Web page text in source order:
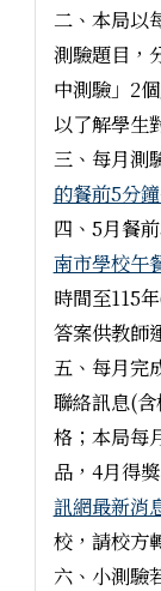
二、本局以
測驗題目，
中測驗」2
以了解學生
三、每月測
的餐前5分
四、5月餐
南市學校午
時間至115
答案供教師
五、每月完
聯絡訊息(
格；本局每
品，4月得
訊網最新消
校，請校方
六、小測驗